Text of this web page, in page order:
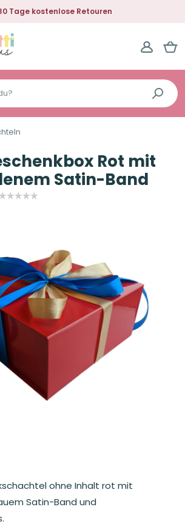
Tage kostenlose Retouren
Rot mit
Satin-Band
ohne Inhalt rot mit
Satin-Band und